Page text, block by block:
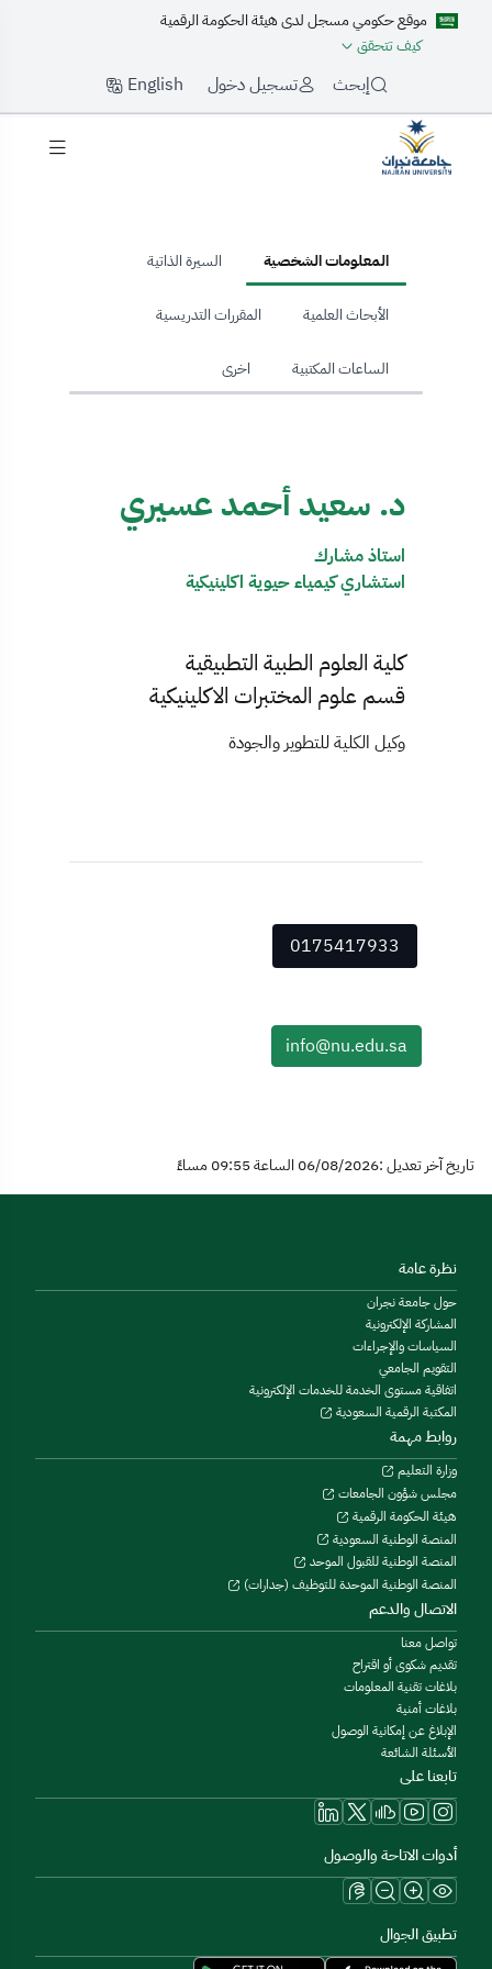
موقع حكومي مسجل لدى هيئة الحكومة الرقمية
كيف تتحقق
إبحث تسجيل دخول English
المعلومات الشخصية السيرة الذاتية
الأبحاث العلمية المقررات التدريسية
الساعات المكتبية اخرى
د. سعيد أحمد عسيري
استاذ مشارك
استشاري كيمياء حيوية اكلينيكية
كلية العلوم الطبية التطبيقية
قسم علوم المختبرات الاكلينيكية
وكيل الكلية للتطوير والجودة
0175417933
info@nu.edu.sa
تاريخ آخر تعديل :06/08/2026 الساعة 09:55 مساءً
نظرة عامة
حول جامعة نجران
المشاركة الإلكترونية
السياسات والإجراءات
التقويم الجامعي
اتفاقية مستوى الخدمة للخدمات الإلكترونية
المكتبة الرقمية السعودية
روابط مهمة
وزارة التعليم
مجلس شؤون الجامعات
هيئة الحكومة الرقمية
المنصة الوطنية السعودية
المنصة الوطنية للقبول الموحد
المنصة الوطنية الموحدة للتوظيف (جدارات)
الاتصال والدعم
تواصل معنا
تقديم شكوى أو اقتراح
بلاغات تقنية المعلومات
بلاغات أمنية
الإبلاغ عن إمكانية الوصول
الأسئلة الشائعة
تابعنا على
أدوات الاتاحة والوصول
تطبيق الجوال